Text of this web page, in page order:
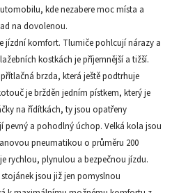
kde nezabere moc místa a
na dovolenou.
jízdní komfort. Tlumiče pohlcují nárazy a
kostkách je příjemnější a tižší.
brzda, která ještě podtrhuje
je bržděn jedním pístkem, který je
na řídítkách, ty jsou opatřeny
a pohodlný úchop. Velká kola jsou
pneumatikou o průměru 200
rychlou, plynulou a bezpečnou jízdu.
jsou již jen pomyslnou